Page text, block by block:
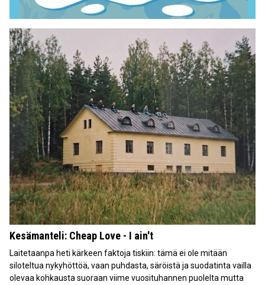
Kesämanteli: Cheap Love - I ain't
Laitetaanpa heti kärkeen faktoja tiskiin: tämä ei ole mitään
siloteltua nykyhöttöä, vaan puhdasta, säröistä ja suodatinta vailla
olevaa kohkausta suoraan viime vuosituhannen puolelta mutta